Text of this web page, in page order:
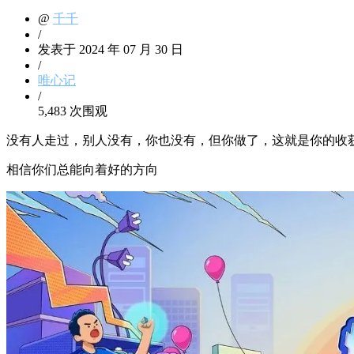
@ 千千
/
发表于 2024 年 07 月 30 日
/
唯心记
/
5,483 次围观
没有人走过，别人没有，你也没有，但你做了，这就是你的收
相信你们总能向着好的方向